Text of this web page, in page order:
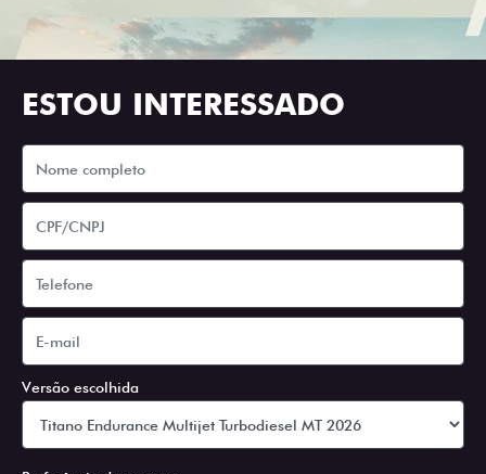
ESTOU INTERESSADO
Versão escolhida